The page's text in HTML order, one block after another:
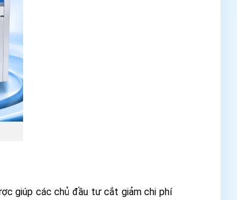
giúp các chủ đầu tư cắt giảm chi phí